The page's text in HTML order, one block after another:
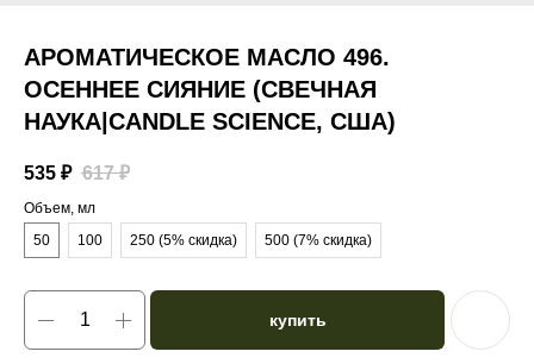
АРОМАТИЧЕСКОЕ МАСЛО 496.
ОСЕННЕЕ СИЯНИЕ (СВЕЧНАЯ
НАУКА|CANDLE SCIENCE, США)
535 ₽ 617 ₽
Объем, мл
50
100 250 (5% скидка) 500 (7% скидка)
купить